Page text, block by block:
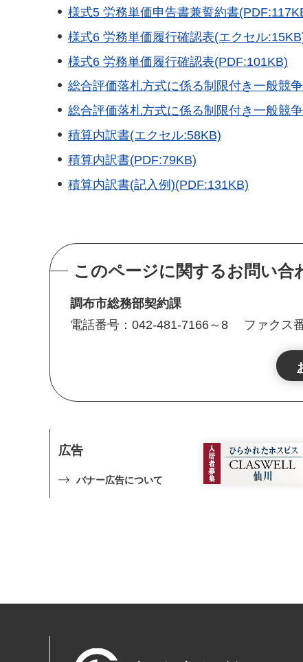
様式5 労務単価申告書兼誓約書
様式6 労務単価履行確認表(エクセル
様式6 労務単価履行確認表(PDF:101KB)
総合評価落札方式に係る制限付き一般競
総合評価落札方式に係る制限付き一般競
積算内訳書(エクセル:58KB)
積算内訳書(PDF:79KB)
積算内訳書(記入例)(PDF:131KB)
このページに関するお問い合
調布市総務部契約課
電話番号：042-481-7166～8
ファクス
広告
バナー広告について